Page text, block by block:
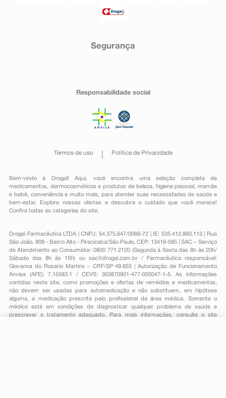
Segurança
Responsabilidade social
Termos de uso Política de Privacidade
Bem-vindo à Drogal! Aqui, você encontra uma seleção completa de
medicamentos , dermocosméticos e produtos de beleza, higiene pessoal ,mamãe
e bebê, conveniênciae muito mais, para atender suas necessidades de saúde e
bem-estar. Explore nossas ofertas e descubra o cuidado que você merece!
Confira todas as categorias do site.
Drogal Farmacêutica LTDA | CNPJ: 54.375.647/0066-72 | IE: 535.412.860.113 | Rua
São João, 909 - Bairro Alto - Piracicaba/São Paulo, CEP: 13416-585 | SAC – Serviço
de Atendimento ao Consumidor: 0800 771 2120 (Segunda à Sexta das 8h às 20h/
Sábado das 8h às 15h) ou sac@drogal.com.br/ Farmacêutica responsável:
Giovanna do Rosario Martins – CRF/SP 49.855 | Autorização de Funcionamento
Anvisa (AFE): 7.15583.1 / CEVS: 353870901-477-000047-1-5. As informações
contidas neste site, como promoções e ofertas de remédios e medicamentos,
não devem ser usadas para automedicação e não substituem, em hipótese
alguma, a medicação prescrita pelo profissional da área médica. Somente o
médico está em condições de diagnosticar qualquer problema de saúde e
prescrever o tratamento adequado. Para mais informações, consulte o site